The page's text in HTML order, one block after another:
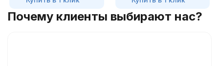
Почему клиенты выбирают нас?